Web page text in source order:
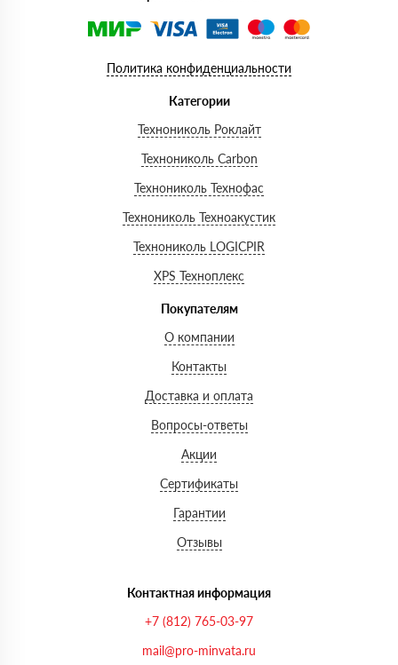
Политика конфиденциальности
Категории
Технониколь Роклайт
Технониколь Carbon
Технониколь Технофас
Технониколь Техноакустик
Технониколь LOGICPIR
XPS Техноплекс
Покупателям
О компании
Контакты
Доставка и оплата
Вопросы-ответы
Акции
Сертификаты
Гарантии
Отзывы
Контактная информация
+7 (812) 765-03-97
mail@pro-minvata.ru